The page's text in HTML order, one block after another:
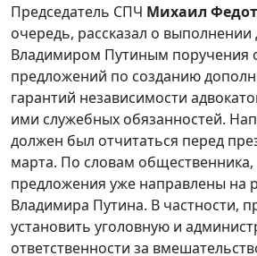
Председатель СПЧ Михаил
очередь, рассказал о выполнении
Владимиром Путиным поручения
предложений по созданию
гарантий независимости
ими служебных обязанностей.
должен был отчитаться перед
марта. По словам
предложения уже направлены на
Владимира Путина. В частности,
установить уголовную и
ответственности за